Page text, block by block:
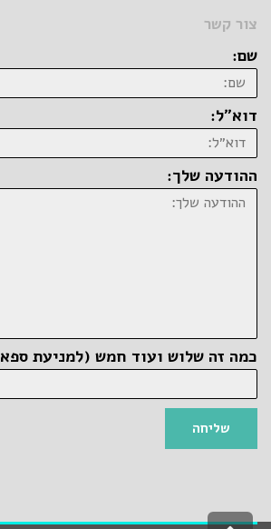
צור קשר
שם:
דוא״ל:
ההודעה שלך:
כמה זה שלוש ועוד חמש (למניעת
שליחה